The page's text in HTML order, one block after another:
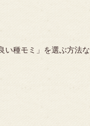
い種モミ」を選ぶ方法な